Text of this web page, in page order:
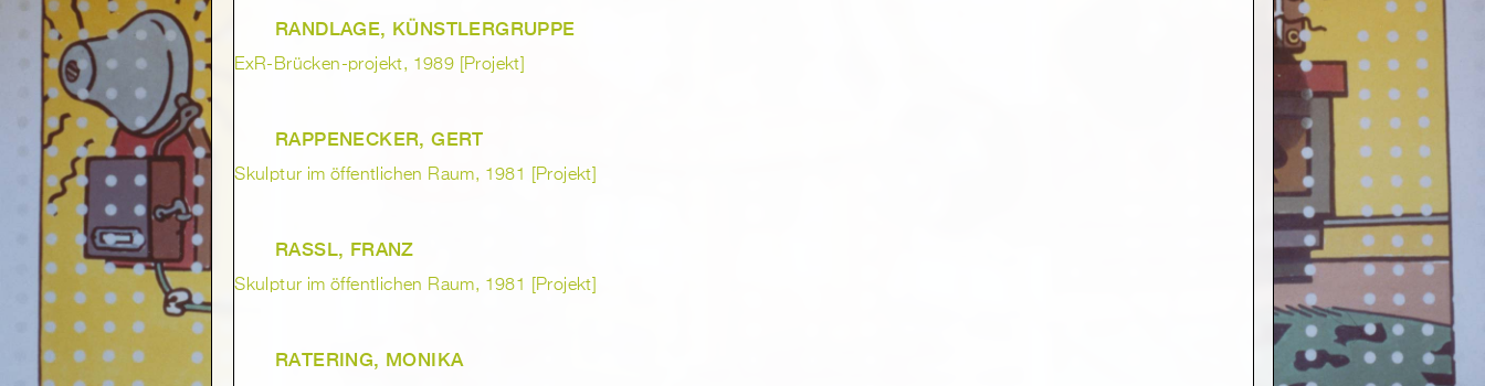
RANDLAGE, KÜNSTLERGRUPPE
ExR-Brücken-projekt, 1989 [Projekt]
RAPPENECKER, GERT
Skulptur im öffentlichen Raum, 1981 [Projekt]
RASSL, FRANZ
Skulptur im öffentlichen Raum, 1981 [Projekt]
RATERING, MONIKA